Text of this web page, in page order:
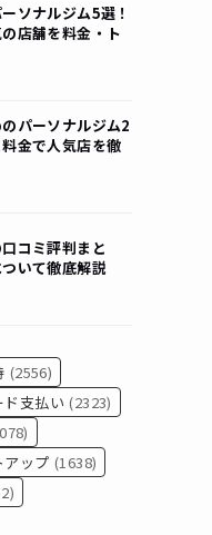
ソナルジム5選！
店舗を料金・ト
パーソナルジム2
金で人気店を徹
コミ評判まと
いて徹底解説
(2556)
ド支払い (2323)
アップ (1638)